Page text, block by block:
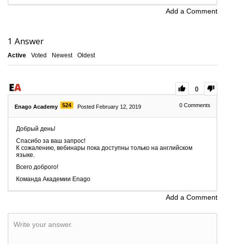
Add a Comment
1 Answer
Active Voted Newest Oldest
0
Enago Academy 524 Posted February 12, 2019 0 Comments
Добрый день!
Спасибо за ваш запрос!
К сожалению, вебинары пока доступны только на английском
языке.
Всего доброго!
Команда Академии Enago
Add a Comment
Write your answer.